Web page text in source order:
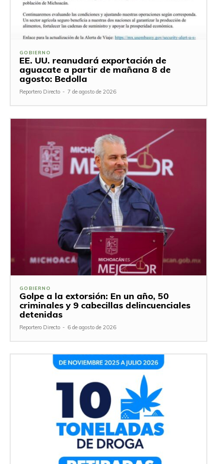
GOBIERNO
EE. UU. reanudará exportación de
aguacate a partir de mañana 8 de
agosto: Bedolla
Reportero Directo - 7 de agosto de 2026
GOBIERNO
Golpe a la extorsión: En un año, 50
criminales y 9 cabecillas delincuenciales
detenidas
Reportero Directo - 6 de agosto de 2026